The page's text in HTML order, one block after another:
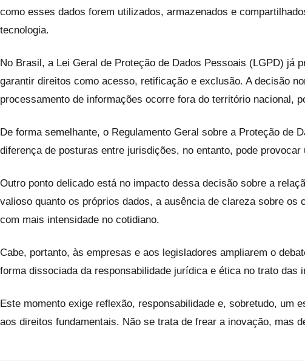
como esses dados forem utilizados, armazenados e
tecnologia.
No Brasil, a Lei Geral de Proteção de Dados Pessoais (LGPD) já
garantir direitos como acesso, retificação e exclusão. A decisão
processamento de informações ocorre fora do território nacional,
De forma semelhante, o Regulamento Geral sobre a Proteção de
diferença de posturas entre jurisdições, no entanto, pode
Outro ponto delicado está no impacto dessa decisão sobre a
valioso quanto os próprios dados, a ausência de clareza sobre
com mais intensidade no cotidiano.
Cabe, portanto, às empresas e aos legisladores ampliarem o
forma dissociada da responsabilidade jurídica e ética no trato
Este momento exige reflexão, responsabilidade e, sobretudo,
aos direitos fundamentais. Não se trata de frear a inovação, mas